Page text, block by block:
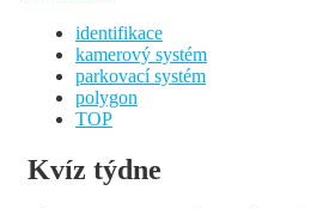
identifikace
kamerový systém
parkovací systém
polygon
TOP
Kvíz týdne